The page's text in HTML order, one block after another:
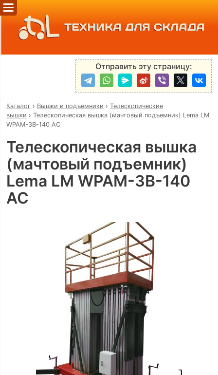
ТЕХНИКА ДЛЯ СКЛАДА
Отправить эту страницу:
Каталог› Вышки и подъемники › Телескопические
вышки › Телескопическая вышка (мачтовый подъемник) Lema LM
WPAM-3B-140 AC
Телескопическая вышка
(мачтовый подъемник)
Lema LM WPAM-3B-140
AC